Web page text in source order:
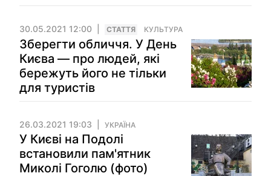
30.05.2021 12:00 СТАТТЯ КУЛЬТУРА
Зберегти обличчя. У День
Києва — про людей, які
бережуть його не тільки
для туристів
26.03.2021 19:03 УКРАЇНА
У Києві на Подолі
встановили пам'ятник
Миколі Гоголю (фото)